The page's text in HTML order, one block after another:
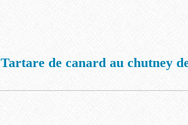
Tartare de canard au chutney